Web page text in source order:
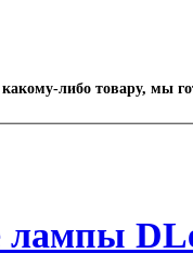
какому-либо товару, мы